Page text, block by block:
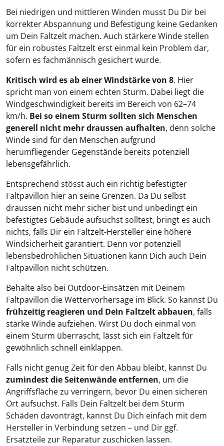
Bei niedrigen und mittleren Winden musst Du Dir bei
korrekter Abspannung und Befestigung keine Gedanken
um Dein Faltzelt machen. Auch stärkere Winde stellen
für ein robustes Faltzelt erst einmal kein Problem dar,
sofern es fachmännisch gesichert wurde.
Kritisch wird es ab einer Windstärke von 8. Hier
spricht man von einem echten Sturm. Dabei liegt die
Windgeschwindigkeit bereits im Bereich von 62–74
km/h. Bei so einem Sturm sollten sich Menschen
generell nicht mehr draussen aufhalten, denn solche
Winde sind für den Menschen aufgrund
herumfliegender Gegenstände bereits potenziell
lebensgefährlich.
Entsprechend stösst auch ein richtig befestigter
Faltpavillon hier an seine Grenzen. Da Du selbst
draussen nicht mehr sicher bist und unbedingt ein
befestigtes Gebäude aufsuchst solltest, bringt es auch
nichts, falls Dir ein Faltzelt-Hersteller eine höhere
Windsicherheit garantiert. Denn vor potenziell
lebensbedrohlichen Situationen kann Dich auch Dein
Faltpavillon nicht schützen.
Behalte also bei Outdoor-Einsätzen mit Deinem
Faltpavillon die Wettervorhersage im Blick. So kannst Du
frühzeitig reagieren und Dein Faltzelt abbauen, falls
starke Winde aufziehen. Wirst Du doch einmal von
einem Sturm überrascht, lässt sich ein Faltzelt für
gewöhnlich schnell einklappen.
Falls nicht genug Zeit für den Abbau bleibt, kannst Du
zumindest die Seitenwände entfernen, um die
Angriffsfläche zu verringern, bevor Du einen sicheren
Ort aufsuchst. Falls Dein Faltzelt bei dem Sturm
Schäden davonträgt, kannst Du Dich einfach mit dem
Hersteller in Verbindung setzen – und Dir ggf.
Ersatzteile zur Reparatur zuschicken lassen.